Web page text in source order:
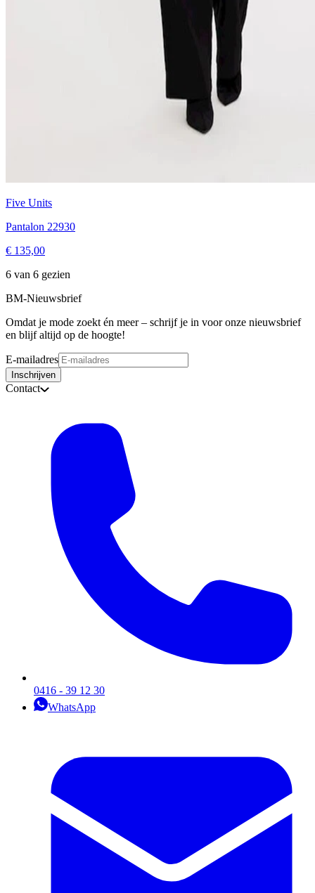
Five Units
Pantalon 22930
€ 135,00
6 van 6 gezien
BM-Nieuwsbrief
Omdat je mode zoekt én meer – schrijf je in voor onze nieuwsbrief
en blijf altijd op de hoogte!
E-mailadres
Inschrijven
Contact
0416 - 39 12 30
WhatsApp